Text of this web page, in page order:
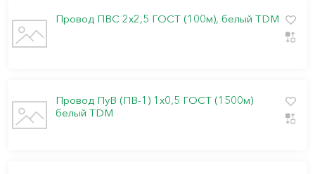
Провод ПВС 2х2,5 ГОСТ (100м), белый TDM
Провод ПуВ (ПВ-1) 1х0,5 ГОСТ (1500м)
белый TDM